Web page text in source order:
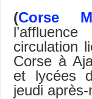
o
o
k
m
bl
r
di
t
l
(Corse
circulation
Corse à
et lycées
jeudi après-